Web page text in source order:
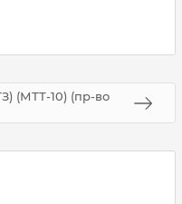
(МТТ-10) (пр-во